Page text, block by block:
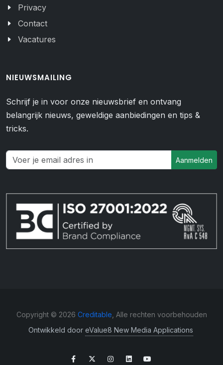
Privacy
Contact
Vacatures
NIEUWSMAILING
Schrijf je in voor onze nieuwsbrief en ontvang
belangrijk nieuws, geweldige aanbiedingen en tips &
tricks.
Aanmelden
Copyright © 2026 Creditable , Alle rechten voorbehouden
Ontwikkeld door eValue8 New Media Applications